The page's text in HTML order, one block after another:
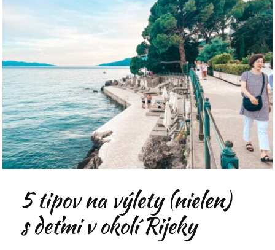
5 tipov na výlety (nielen)
s deťmi v okolí Rijeky